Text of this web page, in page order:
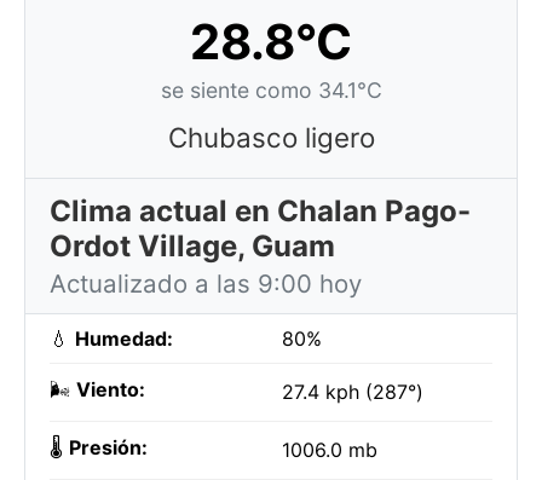
28.8°C
se siente como 34.1°C
Chubasco ligero
Clima actual en Chalan Pago-
Ordot Village, Guam
Actualizado a las 9:00 hoy
💧 Humedad: 80%
🌬️ Viento: 27.4 kph (287°)
🌡️ Presión: 1006.0 mb